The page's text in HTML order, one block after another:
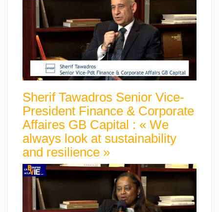
Sherif Tawadros Senior Vice-
President Finance & Corporate
Affaires GB Capital : « We
always look at sustainability
and resilience »